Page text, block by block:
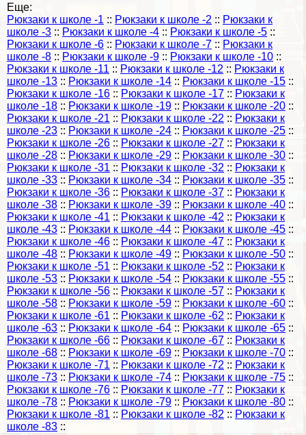
Еще:
Рюкзаки к школе -1 :: Рюкзаки к школе -2 :: Рюкзаки к
школе -3 :: Рюкзаки к школе -4 :: Рюкзаки к школе -5 ::
Рюкзаки к школе -6 :: Рюкзаки к школе -7 :: Рюкзаки к
школе -8 :: Рюкзаки к школе -9 :: Рюкзаки к школе -10 ::
Рюкзаки к школе -11 :: Рюкзаки к школе -12 :: Рюкзаки к
школе -13 :: Рюкзаки к школе -14 :: Рюкзаки к школе -15 ::
Рюкзаки к школе -16 :: Рюкзаки к школе -17 :: Рюкзаки к
школе -18 :: Рюкзаки к школе -19 :: Рюкзаки к школе -20 ::
Рюкзаки к школе -21 :: Рюкзаки к школе -22 :: Рюкзаки к
школе -23 :: Рюкзаки к школе -24 :: Рюкзаки к школе -25 ::
Рюкзаки к школе -26 :: Рюкзаки к школе -27 :: Рюкзаки к
школе -28 :: Рюкзаки к школе -29 :: Рюкзаки к школе -30 ::
Рюкзаки к школе -31 :: Рюкзаки к школе -32 :: Рюкзаки к
школе -33 :: Рюкзаки к школе -34 :: Рюкзаки к школе -35 ::
Рюкзаки к школе -36 :: Рюкзаки к школе -37 :: Рюкзаки к
школе -38 :: Рюкзаки к школе -39 :: Рюкзаки к школе -40 ::
Рюкзаки к школе -41 :: Рюкзаки к школе -42 :: Рюкзаки к
школе -43 :: Рюкзаки к школе -44 :: Рюкзаки к школе -45 ::
Рюкзаки к школе -46 :: Рюкзаки к школе -47 :: Рюкзаки к
школе -48 :: Рюкзаки к школе -49 :: Рюкзаки к школе -50 ::
Рюкзаки к школе -51 :: Рюкзаки к школе -52 :: Рюкзаки к
школе -53 :: Рюкзаки к школе -54 :: Рюкзаки к школе -55 ::
Рюкзаки к школе -56 :: Рюкзаки к школе -57 :: Рюкзаки к
школе -58 :: Рюкзаки к школе -59 :: Рюкзаки к школе -60 ::
Рюкзаки к школе -61 :: Рюкзаки к школе -62 :: Рюкзаки к
школе -63 :: Рюкзаки к школе -64 :: Рюкзаки к школе -65 ::
Рюкзаки к школе -66 :: Рюкзаки к школе -67 :: Рюкзаки к
школе -68 :: Рюкзаки к школе -69 :: Рюкзаки к школе -70 ::
Рюкзаки к школе -71 :: Рюкзаки к школе -72 :: Рюкзаки к
школе -73 :: Рюкзаки к школе -74 :: Рюкзаки к школе -75 ::
Рюкзаки к школе -76 :: Рюкзаки к школе -77 :: Рюкзаки к
школе -78 :: Рюкзаки к школе -79 :: Рюкзаки к школе -80 ::
Рюкзаки к школе -81 :: Рюкзаки к школе -82 :: Рюкзаки к
школе -83 ::